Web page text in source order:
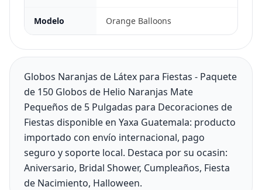
Modelo Orange Balloons
Globos Naranjas de Látex para Fiestas - Paquete
de 150 Globos de Helio Naranjas Mate
Pequeños de 5 Pulgadas para Decoraciones de
Fiestas disponible en Yaxa Guatemala: producto
importado con envío internacional, pago
seguro y soporte local. Destaca por su ocasin:
Aniversario, Bridal Shower, Cumpleaños, Fiesta
de Nacimiento, Halloween.